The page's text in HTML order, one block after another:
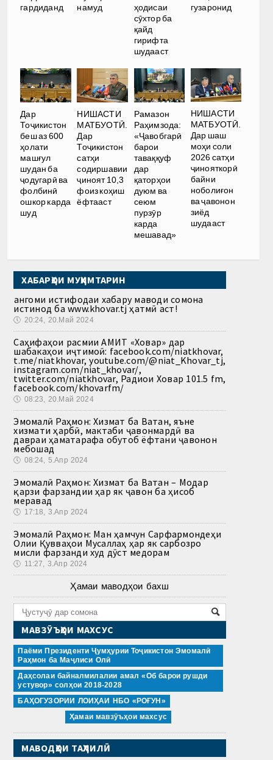
гардиданд
намуд
ҳодисаи
сӯхтор ба
қайд
гирифта
шудааст
гузаронид
Дар
Тоҷикистон
беш аз 600
ҳолати
машғул
шудан ба
ҷодугарӣ ва
фолбинӣ
ошкор карда
шуд
НИШАСТИ
МАТБУОТӢ.
Дар
Тоҷикистон
сатҳи
содиршавии
ҷиноят 10,3
фоиз коҳиш
ёфтааст
Рамазон
Раҳимзода:
«Ҷавобгарӣ
барои
таваққуф
дар
қаторҳои
дуюм ва
сеюм
пурзӯр
карда
мешавад»
НИШАСТИ
МАТБУОТӢ.
Дар шаш
моҳи соли
2026 сатҳи
ҷинояткорӣ
байни
ноболиғон
ва ҷавонон
зиёд
шудааст
ХАБАРҲОИ МУҲИМТАРИН
Ҳангоми истифодаи хабару маводи сомона
истинод ба www.khovar.tj ҳатмӣ аст!
🕔 20:24, 20.Май 2024
Саҳифаҳои расмии АМИТ «Ховар» дар
шабакаҳои иҷтимоӣ: facebook.com/niatkhovar,
t.me/niatkhovar, youtube.com/@niat_Khovar_tj,
instagram.com/niat_khovar/,
twitter.com/niatkhovar, Радиои Ховар 101.5 fm,
facebook.com/khovarfm/
🕔 08:23, 20.Май 2024
Эмомалӣ Раҳмон: Хизмат ба Ватан, яъне
хизмати ҳарбӣ, мактаби ҷавонмардӣ ва
давраи ҳаматарафа обутоб ёфтани ҷавонон
мебошад
🕔 08:24, 5.Апр 2024
Эмомалӣ Раҳмон: Хизмат ба Ватан – Модар
қарзи фарзандии ҳар як ҷавон ба ҳисоб
меравад
🕔 17:18, 3.Апр 2024
Эмомалӣ Раҳмон: Ман ҳамчун Сарфармондеҳи
Олии Қувваҳои Мусаллаҳ ҳар як сарбозро
мисли фарзанди худ дӯст медорам
🕔 11:27, 3.Апр 2024
Ҳамаи маводҳои бахш
МАВЗӮЪҲОИ МАХСУС
Паёми Президенти Ҷумҳурии Тоҷикистон Эмомалӣ
Раҳмон ба Маҷлиси Олӣ
Даҳсолаи байналмилалии амал «Об барои рушди
устувор» солҳои 2018-2028
БАҲОГУЗОРИИ ЛОИҲАИ НБО «РОҒУН»
Ҳамаи мавзӯъҳои махсус
МАВОДҲОИ ТАҲЛИЛӢ